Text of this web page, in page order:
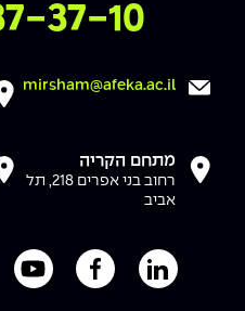
צרו
37-10
mirsham@afeka.ac.il
מתחם הקריה
רחוב בני אפרים 218, תל
אביב
לעמוד הלינקדאין
לעמוד